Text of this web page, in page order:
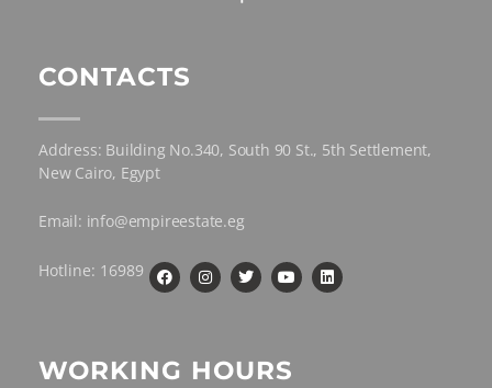
CONTACTS
Address: Building No.340, South 90 St., 5th Settlement,
New Cairo, Egypt
Email: info@empireestate.eg
Hotline: 16989
WORKING HOURS